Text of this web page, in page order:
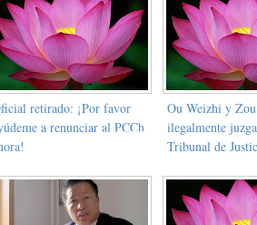
retirado: ¡Por favor
a renunciar al PCCh
Ou Weizhi y
ilegalmente
Tribunal de